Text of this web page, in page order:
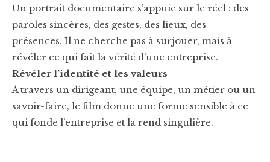
Un portrait documentaire s’appuie sur le réel : des
paroles sincères, des gestes, des lieux, des
présences. Il ne cherche pas à surjouer, mais à
révéler ce qui fait la vérité d’une entreprise.
Révéler l’identité et les valeurs
À travers un dirigeant, une équipe, un métier ou un
savoir-faire, le film donne une forme sensible à ce
qui fonde l’entreprise et la rend singulière.